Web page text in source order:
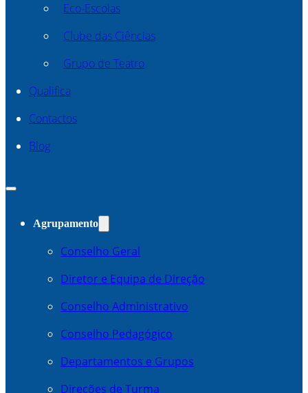
Eco-Escolas
Clube das Ciências
Grupo de Teatro
Qualifica
Contactos
Blog
Agrupamento
Conselho Geral
Diretor e Equipa de Direção
Conselho Administrativo
Conselho Pedagógico
Departamentos e Grupos
Direcões de Turma